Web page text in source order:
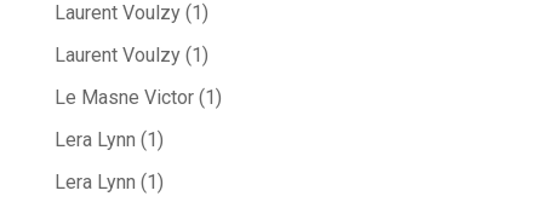
Laurent Voulzy(1)
Laurent Voulzy(1)
Le Masne Victor(1)
Lera Lynn (1)
Lera Lynn (1)